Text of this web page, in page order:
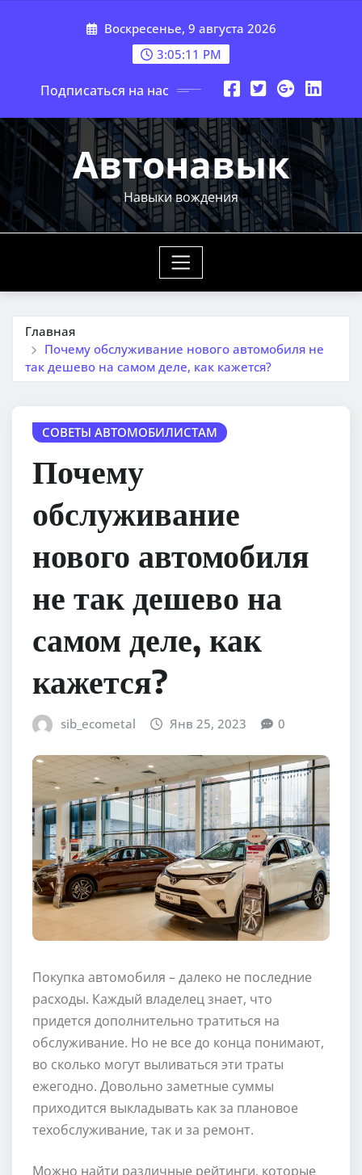
Воскресенье, 9 августа 2026
3:05:12 PM
Подписаться на нас
Автонавык
Навыки вождения
Главная
Почему обслуживание нового автомобиля не
так дешево на самом деле, как кажется?
СОВЕТЫ АВТОМОБИЛИСТАМ
Почему
обслуживание
нового автомобиля
не так дешево на
самом деле, как
кажется?
sib_ecometal Янв 25, 2023 0
Покупка автомобиля – далеко не последние
расходы. Каждый владелец знает, что
придется дополнительно тратиться на
обслуживание. Но не все до конца понимают,
во сколько могут выливаться эти траты
ежегодно. Довольно заметные суммы
приходится выкладывать как за плановое
техобслуживание, так и за ремонт.
Можно найти различные рейтинги, которые